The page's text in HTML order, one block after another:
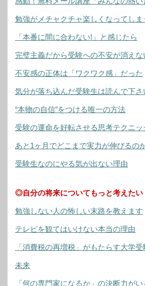
勉強がメチャクチャ楽しくなってしま
「本番に間に合わない!」と感じたら
完璧主義だから受験への不安が消えな
不安感の正体は「ワクワク感」だった
気分が落ち込んだ受験生は読んで下さ
“本物の自信”をつける唯一の方法
受験の運命を好転させる思考テクニッ
あと1ヶ月でどこまで実力が伸びるの
受験生なのにやる気が出ない理由
◎自分の将来についてもっと考えたい
勉強しない人の怖しい末路を教えます
テレビを観てはいけない本当の理由
「消費税の再増税」がもたらす大学
未来
「何の専門家になるか」の決断力が